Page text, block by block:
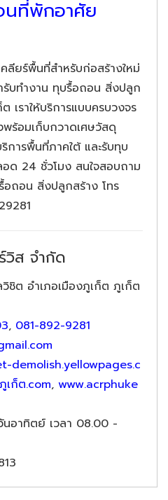
นที่พักอาศัย
ลียร์พื้นที่สำหรับก่อสร้างใหม่
รับทำงาน ทุบรื้อถอน สิ่งปลูก
เราให้บริการแบบครบวงจร
ร้อมเก็บกวาดเศษวัสดุ
การพื้นที่ภาคใต้ และรับทุบ
ด 24 ชั่วโมง สนใจสอบถาม
อถอน สิ่งปลูกสร้าง โทร
วิส จำกัด
ชิต อำเภอเมืองภูเก็ต ภูเก็ต
, 081-892-9281
demolish.yellowpages.c
เก็ต.com, www.acrphuke
อาทิตย์ เวลา 08.00 -